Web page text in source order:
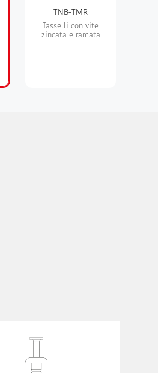
TNB-TMR
Tasselli con vite
zincata e ramata